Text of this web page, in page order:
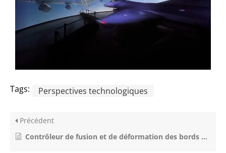
Tags: Perspectives technologiques
Précédent
Contrôleur de fusion et de déformation des bords d'un projecteur 4K